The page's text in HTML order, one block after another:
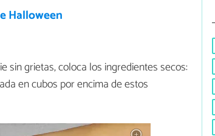
Halloween
sin grietas, coloca los ingredientes secos:
en cubos por encima de estos